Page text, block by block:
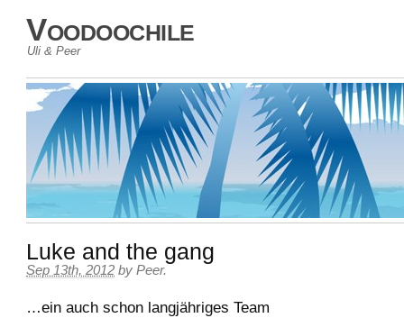
Voodoochile
Uli & Peer
Luke and the gang
Sep 13th, 2012 by Peer.
…ein auch schon langjähriges Team